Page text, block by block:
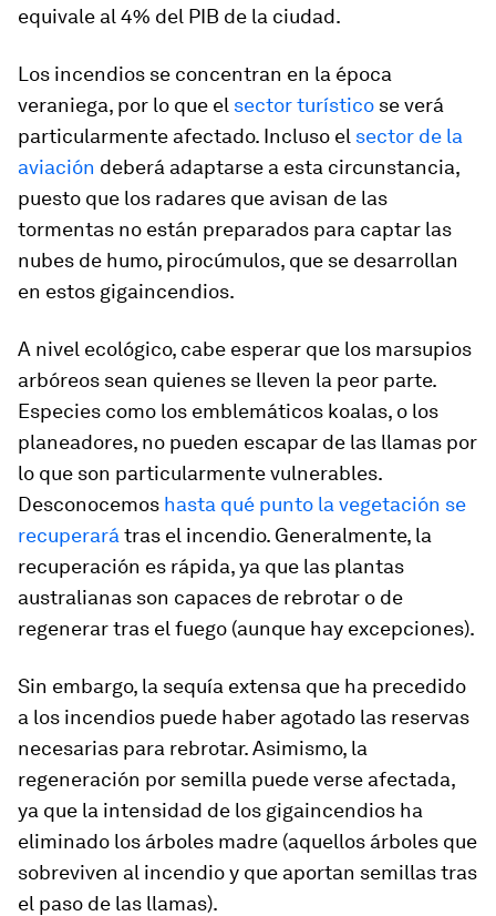
equivale al 4% del PIB de la ciudad.
Los incendios se concentran en la época
veraniega, por lo que el sector turístico se verá
particularmente afectado. Incluso el sector de la
aviación deberá adaptarse a esta circunstancia,
puesto que los radares que avisan de las
tormentas no están preparados para captar las
nubes de humo, pirocúmulos, que se desarrollan
en estos gigaincendios.
A nivel ecológico, cabe esperar que los marsupios
arbóreos sean quienes se lleven la peor parte.
Especies como los emblemáticos koalas, o los
planeadores, no pueden escapar de las llamas por
lo que son particularmente vulnerables.
Desconocemos hasta qué punto la vegetación se
recuperará tras el incendio. Generalmente, la
recuperación es rápida, ya que las plantas
australianas son capaces de rebrotar o de
regenerar tras el fuego (aunque hay excepciones).
Sin embargo, la sequía extensa que ha precedido
a los incendios puede haber agotado las reservas
necesarias para rebrotar. Asimismo, la
regeneración por semilla puede verse afectada,
ya que la intensidad de los gigaincendios ha
eliminado los árboles madre (aquellos árboles que
sobreviven al incendio y que aportan semillas tras
el paso de las llamas).